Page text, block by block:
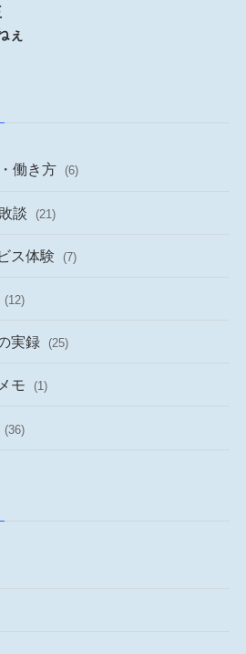
ぇ
働き方 (6)
談 (21)
ス体験 (7)
(12)
実録 (25)
モ (1)
(36)